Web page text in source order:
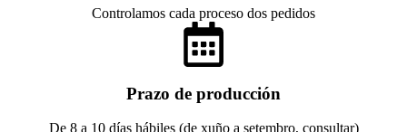
Controlamos cada proceso dos pedidos
Prazo de producción
De 8 a 10 días hábiles (de xuño a setembro, consultar)